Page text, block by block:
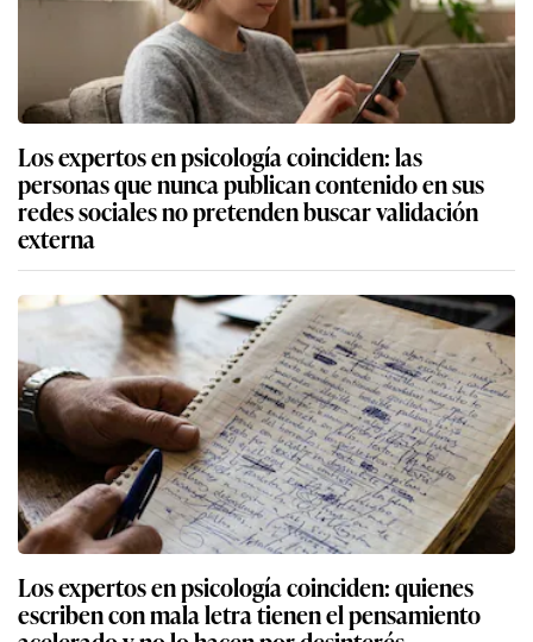
Los expertos en psicología coinciden: las
personas que nunca publican contenido en sus
redes sociales no pretenden buscar validación
externa
Los expertos en psicología coinciden: quienes
escriben con mala letra tienen el pensamiento